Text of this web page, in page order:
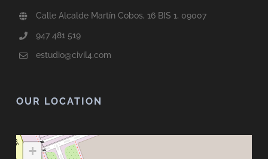
Calle Alcalde Martín Cobos, 16 BIS 1, 09007
947 481 519
estudio@civil4.com
OUR LOCATION
+